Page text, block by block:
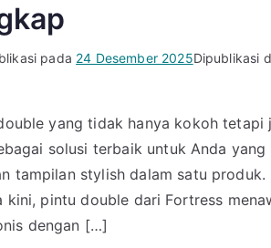
pada 24 Desember 2025Dipublikasi
yang tidak hanya kokoh
solusi terbaik untuk Anda
tampilan stylish dalam satu
kini, pintu double dari Fortress
dengan […]